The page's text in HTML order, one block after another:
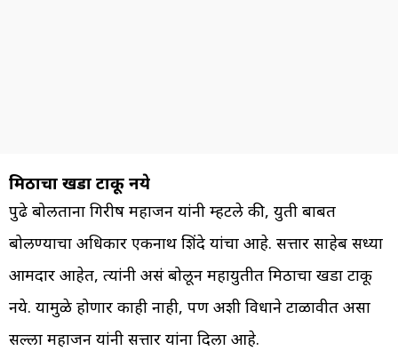
मिठाचा खडा टाकू नये
पुढे बोलताना गिरीष महाजन यांनी म्हटले की, युती बाबत
बोलण्याचा अधिकार एकनाथ शिंदे यांचा आहे. सत्तार साहेब सध्या
आमदार आहेत, त्यांनी असं बोलून महायुतीत मिठाचा खडा टाकू
नये. यामुळे होणार काही नाही, पण अशी विधाने टाळावीत असा
सल्ला महाजन यांनी सत्तार यांना दिला आहे.